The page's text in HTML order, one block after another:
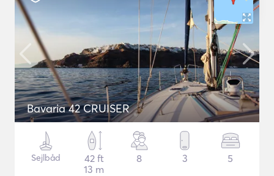
Bavaria 42 CRUISER
Sejlbåd
42 ft
13 m
8 3 5